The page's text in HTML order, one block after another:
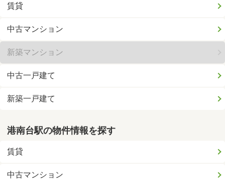
賃貸
中古マンション
新築マンション
中古一戸建て
新築一戸建て
港南台駅の物件情報を探す
賃貸
中古マンション